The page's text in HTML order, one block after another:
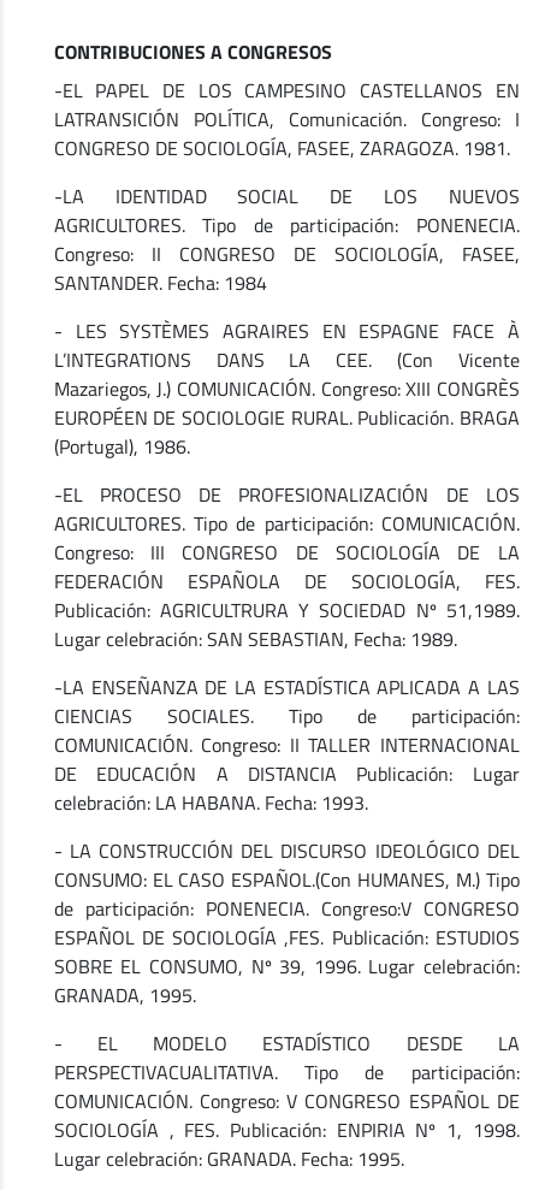
CONTRIBUCIONES A CONGRESOS
-EL PAPEL DE LOS CAMPESINO CASTELLANOS EN
LATRANSICIÓN POLÍTICA, Comunicación. Congreso: I
CONGRESO DE SOCIOLOGÍA, FASEE, ZARAGOZA. 1981.
-LA IDENTIDAD SOCIAL DE LOS NUEVOS
AGRICULTORES. Tipo de participación: PONENECIA.
Congreso: II CONGRESO DE SOCIOLOGÍA, FASEE,
SANTANDER. Fecha: 1984
- LES SYSTÈMES AGRAIRES EN ESPAGNE FACE À
L’INTEGRATIONS DANS LA CEE. (Con Vicente
Mazariegos, J.) COMUNICACIÓN. Congreso: XIII CONGRÈS
EUROPÉEN DE SOCIOLOGIE RURAL. Publicación. BRAGA
(Portugal), 1986.
-EL PROCESO DE PROFESIONALIZACIÓN DE LOS
AGRICULTORES. Tipo de participación: COMUNICACIÓN.
Congreso: III CONGRESO DE SOCIOLOGÍA DE LA
FEDERACIÓN ESPAÑOLA DE SOCIOLOGÍA, FES.
Publicación: AGRICULTRURA Y SOCIEDAD Nº 51,1989.
Lugar celebración: SAN SEBASTIAN, Fecha: 1989.
-LA ENSEÑANZA DE LA ESTADÍSTICA APLICADA A LAS
CIENCIAS SOCIALES. Tipo de participación:
COMUNICACIÓN. Congreso: II TALLER INTERNACIONAL
DE EDUCACIÓN A DISTANCIA Publicación: Lugar
celebración: LA HABANA. Fecha: 1993.
- LA CONSTRUCCIÓN DEL DISCURSO IDEOLÓGICO DEL
CONSUMO: EL CASO ESPAÑOL.(Con HUMANES, M.) Tipo
de participación: PONENECIA. Congreso:V CONGRESO
ESPAÑOL DE SOCIOLOGÍA ,FES. Publicación: ESTUDIOS
SOBRE EL CONSUMO, Nº 39, 1996. Lugar celebración:
GRANADA, 1995.
- EL MODELO ESTADÍSTICO DESDE LA
PERSPECTIVACUALITATIVA. Tipo de participación:
COMUNICACIÓN. Congreso: V CONGRESO ESPAÑOL DE
SOCIOLOGÍA , FES. Publicación: ENPIRIA Nº 1, 1998.
Lugar celebración: GRANADA. Fecha: 1995.